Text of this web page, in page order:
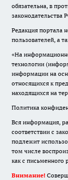
обязательна, в
законодательства
Редакция портала
пользователей, а
«На
технологии
информации на
относящихся к
находящихся на
Политика
Вся информация,
соответствии с
подлежит
том числе
как с письменного
Внимание!